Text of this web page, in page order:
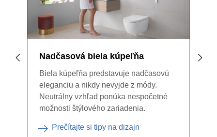
Nadčasová biela kúpeľňa
Biela kúpeľňa predstavuje nadčasovú
eleganciu a nikdy nevyjde z módy.
Neutrálny vzhľad ponúka nespočetné
možnosti štýlového zariadenia.
Prečítajte si tipy na dizajn